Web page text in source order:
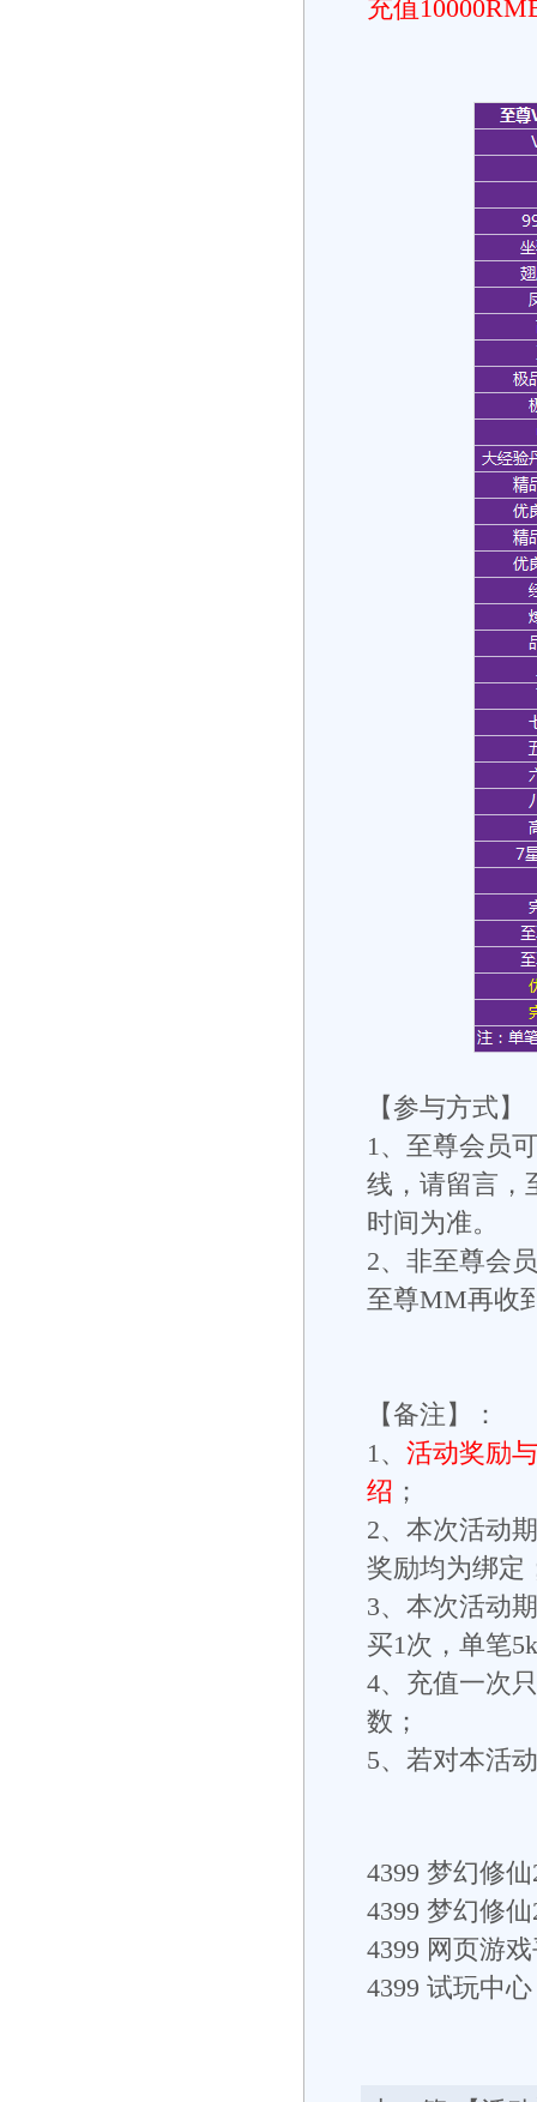
充值
【参与方式】
1、至尊会员
线，请留言，
时间为准。
2、非至尊会
至尊MM再收
【备注】：
1、 活动奖励
绍 ；
2、本次活动
奖励均为绑定
3、本次活动
买1次，单笔
4、充值一次
数；
5、若对本活
4399 梦幻修仙
4399 梦幻修
4399 网页游
4399 试玩中心